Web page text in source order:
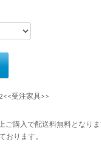
受注家具>>
購入で配送料無料となりま
おります。